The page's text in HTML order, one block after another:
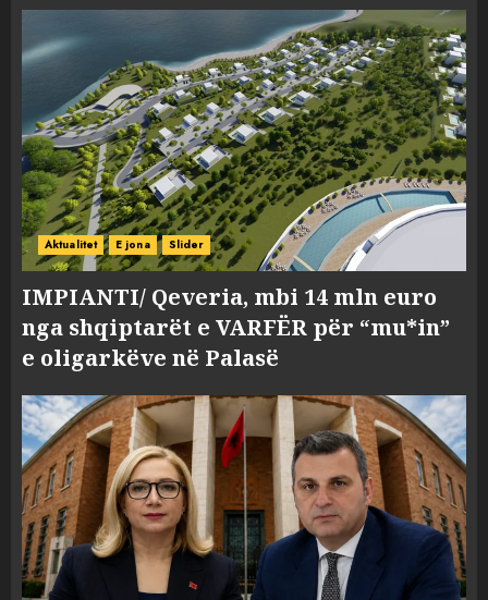
Aktualitet E jona Slider
IMPIANTI/ Qeveria, mbi 14 mln euro
nga shqiptarët e VARFËR për “mu*in”
e oligarkëve në Palasë